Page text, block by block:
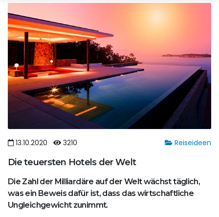
Reiseideen
13.10.2020 3210
Die teuersten Hotels der Welt
Die Zahl der Milliardäre auf der Welt wächst täglich,
was ein Beweis dafür ist, dass das wirtschaftliche
Ungleichgewicht zunimmt.